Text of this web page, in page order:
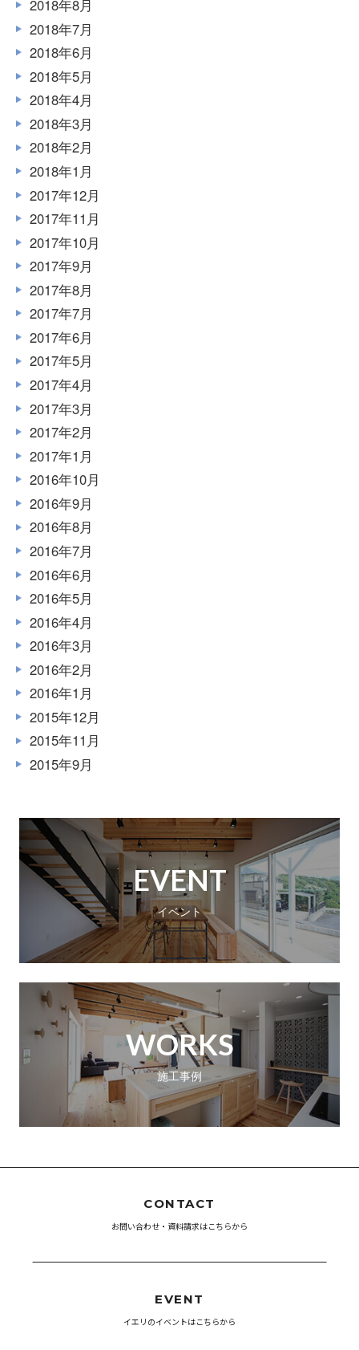
2018年8月
2018年7月
2018年6月
2018年5月
2018年4月
2018年3月
2018年2月
2018年1月
2017年12月
2017年11月
2017年10月
2017年9月
2017年8月
2017年7月
2017年6月
2017年5月
2017年4月
2017年3月
2017年2月
2017年1月
2016年10月
2016年9月
2016年8月
2016年7月
2016年6月
2016年5月
2016年4月
2016年3月
2016年2月
2016年1月
2015年12月
2015年11月
2015年9月
EVENT
イベント
WORKS
施工事例
CONTACT
お問い合わせ・資料請求はこちらから
EVENT
イエリのイベントはこちらから